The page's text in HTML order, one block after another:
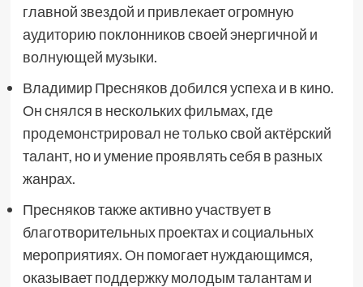
главной звездой и привлекает огромную
аудиторию поклонников своей энергичной и
волнующей музыки.
Владимир Пресняков добился успеха и в кино.
Он снялся в нескольких фильмах, где
продемонстрировал не только свой актёрский
талант, но и умение проявлять себя в разных
жанрах.
Пресняков также активно участвует в
благотворительных проектах и социальных
мероприятиях. Он помогает нуждающимся,
оказывает поддержку молодым талантам и